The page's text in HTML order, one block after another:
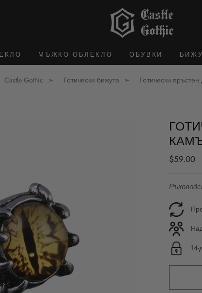
МЪЖКО ОБЛЕКЛО ОБУВКИ
Castle Gothic Готически бижута Готически
Редовна
$59.00